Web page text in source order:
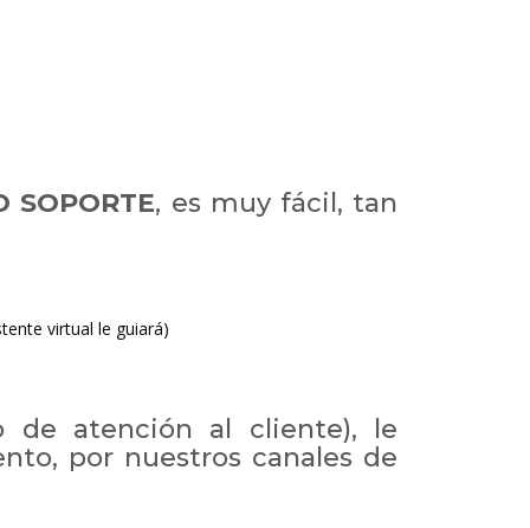
SOPORTE, es muy fácil, tan
virtual le guiará)
de atención al cliente), le
por nuestros canales de